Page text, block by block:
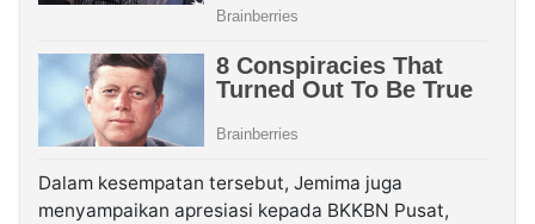
Dalam kesempatan tersebut, Jemima juga
menyampaikan apresiasi kepada BKKBN Pusat,